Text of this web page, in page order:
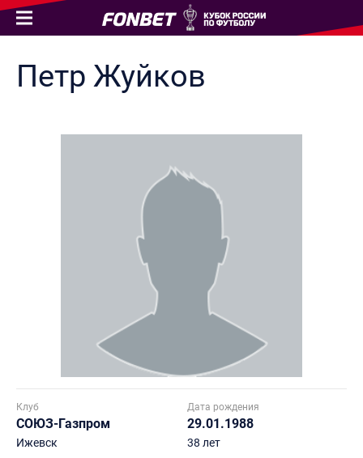
Петр Жуйков
Клуб
СОЮЗ-Газпром
Ижевск
Дата рождения
29.01.1988
38 лет